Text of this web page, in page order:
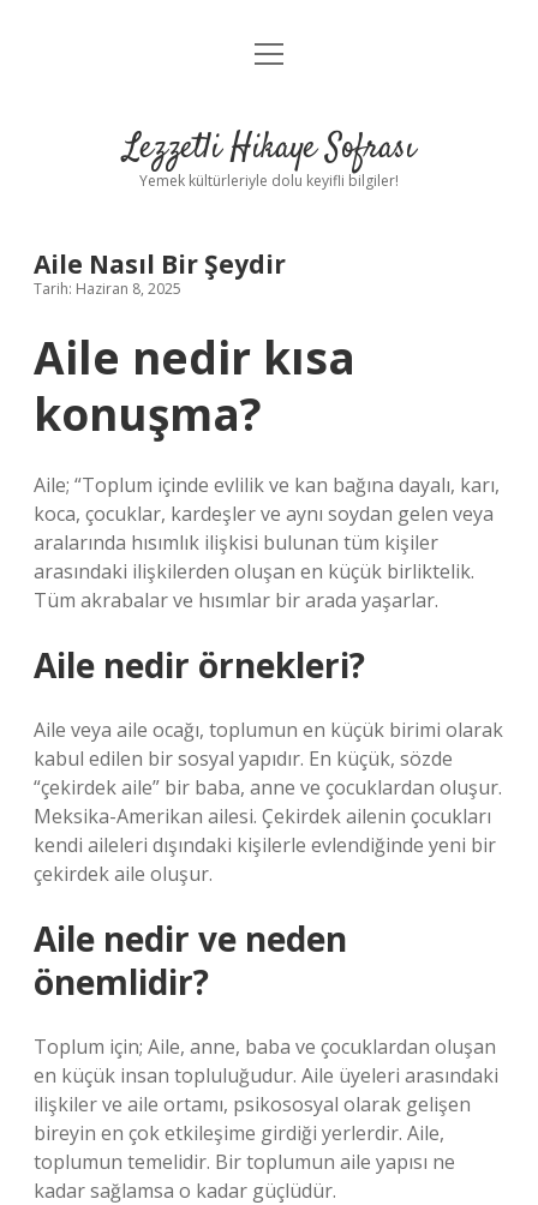
Anasayfa
Yasal Uyarı
menüyü
Lezzetli Hikaye Sofrası
Yemek kültürleriyle dolu keyifli bilgiler!
Aile Nasıl Bir Şeydir
Tarih: Haziran 8, 2025
Aile nedir kısa
konuşma?
Aile; “Toplum içinde evlilik ve kan bağına dayalı, karı,
koca, çocuklar, kardeşler ve aynı soydan gelen veya
aralarında hısımlık ilişkisi bulunan tüm kişiler
arasındaki ilişkilerden oluşan en küçük birliktelik.
Tüm akrabalar ve hısımlar bir arada yaşarlar.
Aile nedir örnekleri?
Aile veya aile ocağı, toplumun en küçük birimi olarak
kabul edilen bir sosyal yapıdır. En küçük, sözde
“çekirdek aile” bir baba, anne ve çocuklardan oluşur.
Meksika-Amerikan ailesi. Çekirdek ailenin çocukları
kendi aileleri dışındaki kişilerle evlendiğinde yeni bir
çekirdek aile oluşur.
Aile nedir ve neden
önemlidir?
Toplum için; Aile, anne, baba ve çocuklardan oluşan
en küçük insan topluluğudur. Aile üyeleri arasındaki
ilişkiler ve aile ortamı, psikososyal olarak gelişen
bireyin en çok etkileşime girdiği yerlerdir. Aile,
toplumun temelidir. Bir toplumun aile yapısı ne
kadar sağlamsa o kadar güçlüdür.